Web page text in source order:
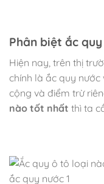
Phân biệt ắc
Hiện nay, trên thị
chính là ắc quy
cộng và điểm trừ
nào tốt nhất thì ta